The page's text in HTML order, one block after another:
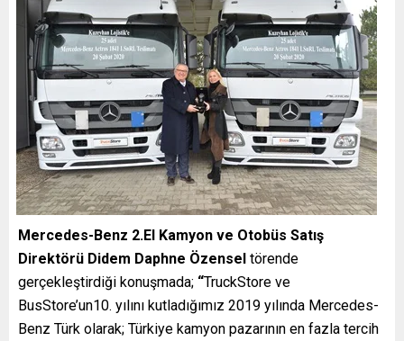
Mercedes-Benz 2.El Kamyon ve Otobüs Satış
Direktörü Didem Daphne Özensel törende
gerçekleştirdiği konuşmada; “TruckStore ve
BusStore’un10. yılını kutladığımız 2019 yılında Mercedes-
Benz Türk olarak; Türkiye kamyon pazarının en fazla tercih